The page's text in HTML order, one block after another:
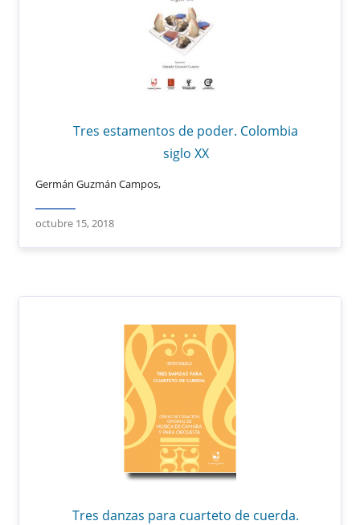
Tres estamentos de poder. Colombia
siglo XX
Germán Guzmán Campos,
octubre 15, 2018
Tres danzas para cuarteto de cuerda.